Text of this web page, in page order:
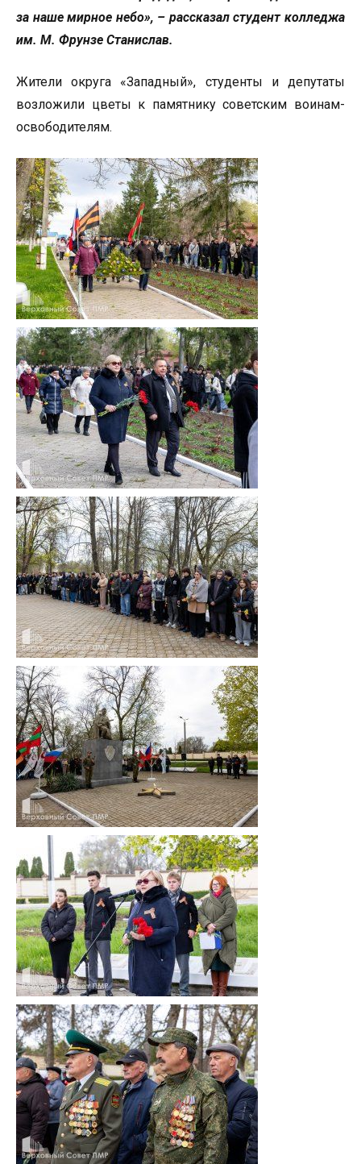
за наше мирное небо», – рассказал студент колледжа
им. М. Фрунзе Станислав.
Жители округа «Западный», студенты и депутаты
возложили цветы к памятнику советским воинам-
освободителям.